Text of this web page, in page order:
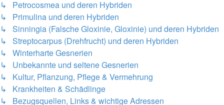
↳ Petrocosmea und deren Hybriden
↳ Primulina und deren Hybriden
↳ Sinningia (Falsche Gloxinie, Gloxinie) und deren Hybriden
↳ Streptocarpus (Drehfrucht) und deren Hybriden
↳ Winterharte Gesnerien
↳ Unbekannte und seltene Gesnerien
↳ Kultur, Pflanzung, Pflege & Vermehrung
↳ Krankheiten & Schädlinge
↳ Bezugsquellen, Links & wichtige Adressen